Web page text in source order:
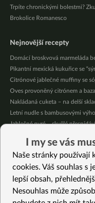
Trpíte chronickými bolestmi?
Brokolice Romanesco
Nejnovější recepty
Domácí broskvová marmeláda
Pikantní mexická kukuřice se
Citrónové jablečné muffiny se
Oves provoněný citrónem a
Nakládaná cuketa – na delší
Letní nudle s bambusovými
Jablečné pyré – skvělé
Nakládaná cuketa – kvašáky
Mrkvovo-dýňová krémová
Vybrané recepty
Rigatoni s hořčicovou omáčkou
I my se vás
Naše stránky používají
cookies. Váš souhlas s
lepší obsah,
Nesouhlas může